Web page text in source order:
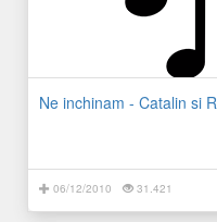
Ne inchinam - Catalin si
06/12/2010 31.421